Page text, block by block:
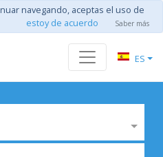
navegando, aceptas el uso de
estoy de acuerdo Saber más
ES